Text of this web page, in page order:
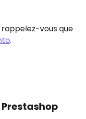
vous que
.